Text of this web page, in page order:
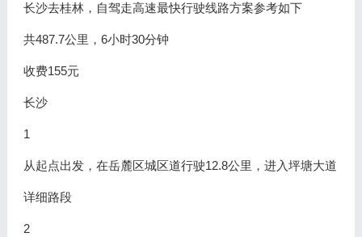
长沙去桂林，自驾走高速最快行驶线路方案参考如下
共487.7公里，6小时30分钟
收费155元
长沙
1
从起点出发，在岳麓区城区道行驶12.8公里，进入坪塘大道
详细路段
2